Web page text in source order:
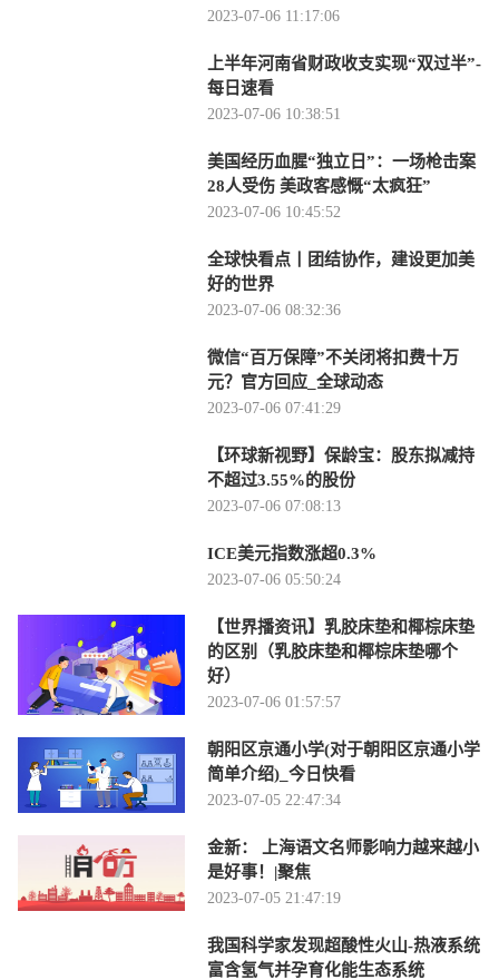
2023-07-06 11:17:06
上半年河南省财政收支实现“双过半”-
每日速看
2023-07-06 10:38:51
美国经历血腥“独立日”：一场枪击案
28人受伤 美政客感慨“太疯狂”
2023-07-06 10:45:52
全球快看点丨团结协作，建设更加美
好的世界
2023-07-06 08:32:36
微信“百万保障”不关闭将扣费十万
元？官方回应_全球动态
2023-07-06 07:41:29
【环球新视野】保龄宝：股东拟减持
不超过3.55%的股份
2023-07-06 07:08:13
ICE美元指数涨超0.3%
2023-07-06 05:50:24
【世界播资讯】乳胶床垫和椰棕床垫
的区别（乳胶床垫和椰棕床垫哪个
好）
2023-07-06 01:57:57
朝阳区京通小学(对于朝阳区京通小学
简单介绍)_今日快看
2023-07-05 22:47:34
金新： 上海语文名师影响力越来越小
是好事！|聚焦
2023-07-05 21:47:19
我国科学家发现超酸性火山-热液系统
富含氢气并孕育化能生态系统